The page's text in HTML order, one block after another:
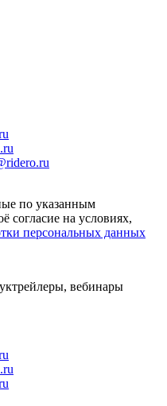
по указанным
согласие на условиях,
персональных данных
вебинары